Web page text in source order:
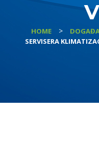
HOME >
SERVISERA